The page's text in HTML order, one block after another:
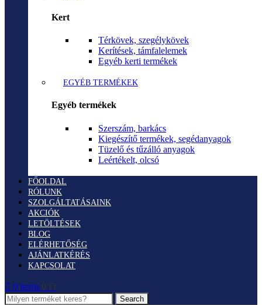
Kert
Térkövek, szegélykövek
Kerítések, támfalelemek
Egyéb kerti termékek
EGYÉB TERMÉKEK
Egyéb termékek
Szerszám, barkács
Kiegészítő termékek, segédanyagok
Tüzelő és tűzálló anyagok
Leértékelt, olcsó
FŐOLDAL
RÓLUNK
SZOLGÁLTATÁSAINK
AKCIÓK
LETÖLTÉSEK
BLOG
ELÉRHETŐSÉG
AJÁNLATKÉRÉS
KAPCSOLAT
0 items 0 Ft
Search